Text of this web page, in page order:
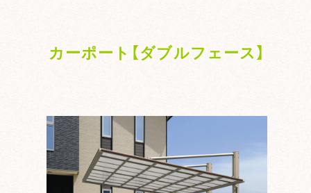
カーポート【ダブルフェース】